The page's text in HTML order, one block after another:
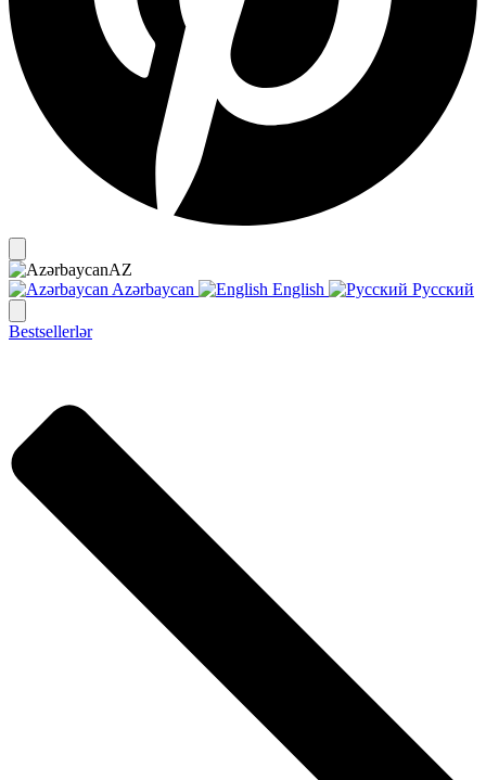
AZ
Azərbaycan
English Русский
Bestsellerlər